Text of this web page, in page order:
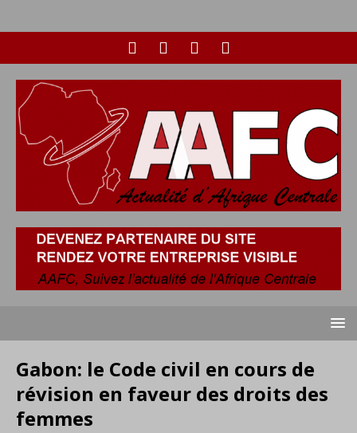
Gabon: le Code civil en cours de
révision en faveur des droits des
femmes